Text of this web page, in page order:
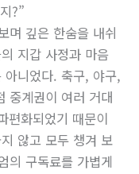
?”
며 깊은 한숨을 내쉬
지갑 사정과 마음
니었다. 축구, 야구,
중계권이 여러 거대
편화되었기 때문이
않고 모두 챙겨 보
의 구독료를 가볍게